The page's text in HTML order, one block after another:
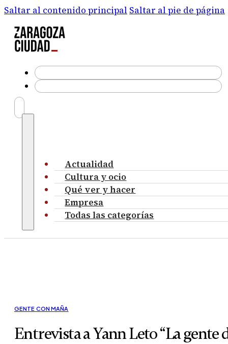
Saltar al contenido principal Saltar al pie de página
Actualidad
Cultura y ocio
Qué ver y hacer
Empresa
Todas las categorías
GENTE CON MAÑA
Entrevista a Yann Leto “La gente